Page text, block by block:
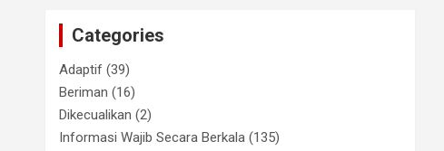
Categories
Adaptif (39)
Beriman (16)
Dikecualikan (2)
Informasi Wajib Secara Berkala (135)